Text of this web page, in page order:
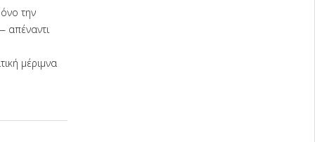
την
απέναντι
μέριμνα